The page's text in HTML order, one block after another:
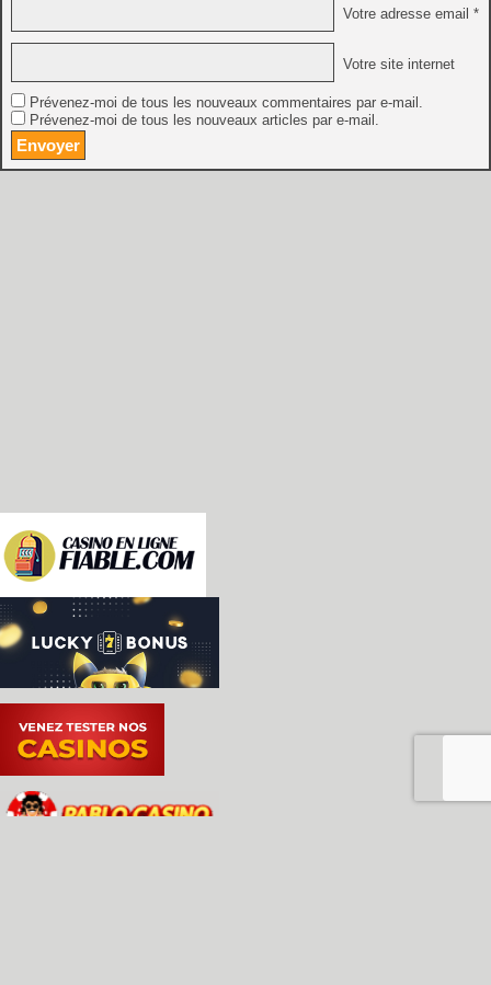
Votre adresse email *
Votre site internet
Prévenez-moi de tous les nouveaux commentaires par e-mail.
Prévenez-moi de tous les nouveaux articles par e-mail.